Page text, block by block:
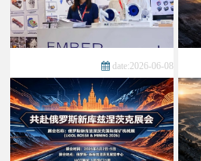
date:2026-06-08